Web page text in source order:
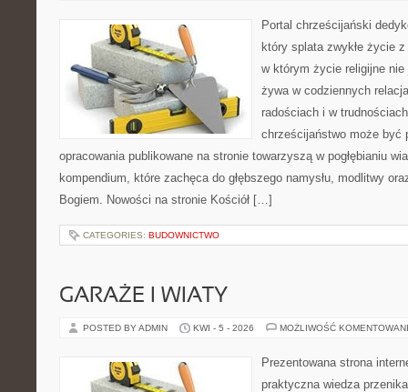
Portal chrześcijański
który splata zwykłe życie
w którym życie religijne
żywa w codziennych
radościach i w
chrześcijaństwo może być
opracowania publikowane na stronie towarzyszą w pogłębianiu
kompendium, które zachęca do głębszego namysłu, modlitwy
Bogiem. Nowości na stronie Kościół […]
CATEGORIES: BUDOWNICTWO
GARAŻE I WIATY
POSTED BY ADMIN KWI - 5 - 2026 MOŻLIWOŚĆ
Prezentowana strona
praktyczna wiedza